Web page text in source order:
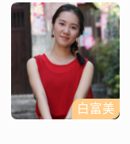
白富美